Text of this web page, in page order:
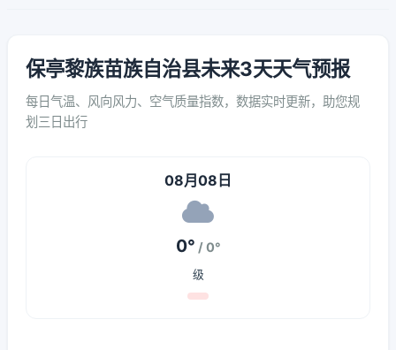
保亭黎族苗族自治县未来3天天气预报
每日气温、风向风力、空气质量指数，数据实时更新，助您规
划三日出行
08月08日
0° / 0°
级